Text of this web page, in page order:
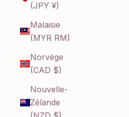
(JPY ¥)
Malaisie
(MYR RM)
Norvège
(CAD $)
Nouvelle-
Zélande